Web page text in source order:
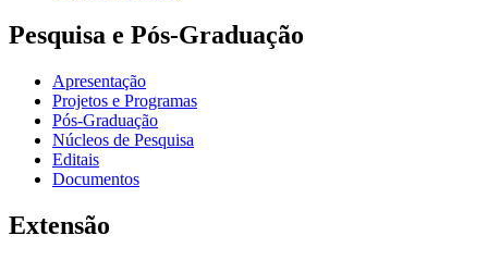
Pesquisa e Pós-Graduação
Apresentação
Projetos e Programas
Pós-Graduação
Núcleos de Pesquisa
Editais
Documentos
Extensão